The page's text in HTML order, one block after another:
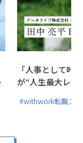
「人事として叶
が“人生最大レベ
#withwork転職ス